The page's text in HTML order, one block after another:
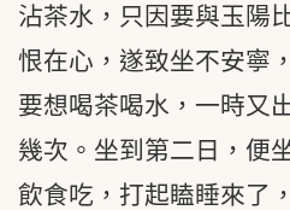
沾茶水，只因要與玉陽
恨在心，遂致坐不安寧
要想喝茶喝水，一時又
幾次。坐到第二日，便
飲食吃，打起瞌睡來了